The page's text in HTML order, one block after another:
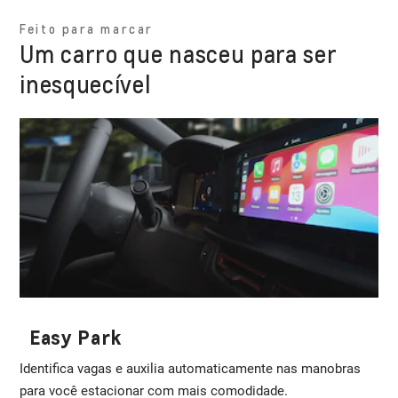
Feito para marcar
Um carro que nasceu para ser
inesquecível
Easy Park
Identifica vagas e auxilia automaticamente nas manobras
para você estacionar com mais comodidade.